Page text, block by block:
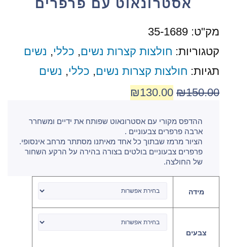
אסטרונאוט עם פרפרים
מק"ט: 35-1689
קטגוריות: חולצות קצרות נשים, כללי, נשים
תגיות: חולצות קצרות נשים, כללי, נשים
₪150.00
₪130.00
ההדפס מקורי עם אסטרונאוט שפותח את ידיים ומשחרר
ארבה פרפרים צבעוניים .
הציור מרמז שבתוך כל אחד מאיתנו מסתתר מרחב אינסופי.
פרפרים צבעוניים בולטים בצורה בהירה על הרקע השחור
של החולצה.
מידה
צבעים